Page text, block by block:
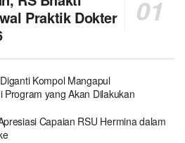
Praktik Dokter
Kompol Mangapul
Program yang Akan Dilakukan
Capaian RSU Hermina dalam